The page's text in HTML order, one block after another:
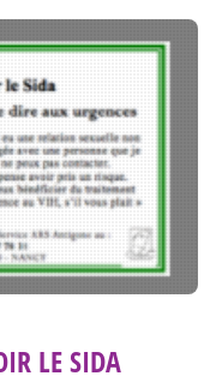
LE SIDA